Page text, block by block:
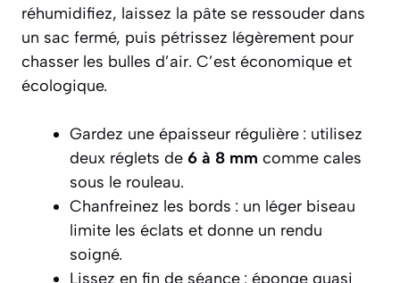
réhumidifiez, laissez la pâte se ressouder dans
un sac fermé, puis pétrissez légèrement pour
chasser les bulles d’air. C’est économique et
écologique.
Gardez une épaisseur régulière : utilisez
deux réglets de 6 à 8 mm comme cales
sous le rouleau.
Chanfreinez les bords : un léger biseau
limite les éclats et donne un rendu
soigné.
Lissez en fin de séance : éponge quasi